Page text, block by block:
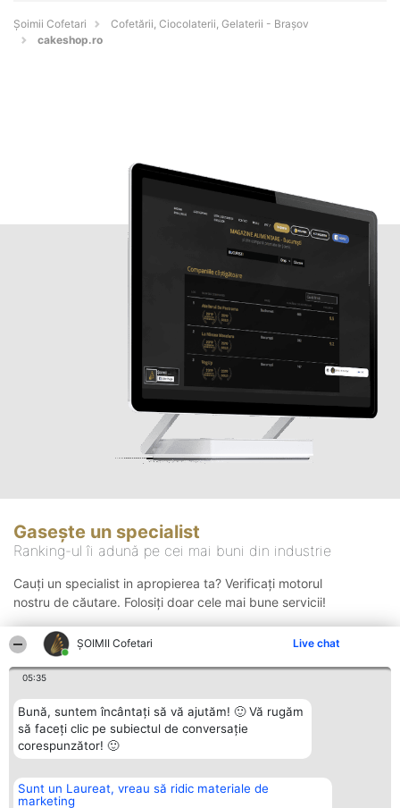
ȘOIMII Cofetari Live chat
05:35
Bună, suntem încântați să vă ajutăm! 🙂 Vă rugăm
să faceți clic pe subiectul de conversație
corespunzător! 🙂
Sunt un Laureat, vreau să ridic materiale de
marketing
Șoimii Cofetari
Cofetării, Ciocolaterii, Gelaterii - Braşov
cakeshop.ro
Gasește un specialist
Ranking-ul îi adună pe cei mai buni din industrie
Cauți un specialist in apropierea ta? Verificați motorul
nostru de căutare. Folosiți doar cele mai bune servicii!
Organizator Ranking
BRIGHT SOLUTIONS BR SRL
Plebiscyt Contact